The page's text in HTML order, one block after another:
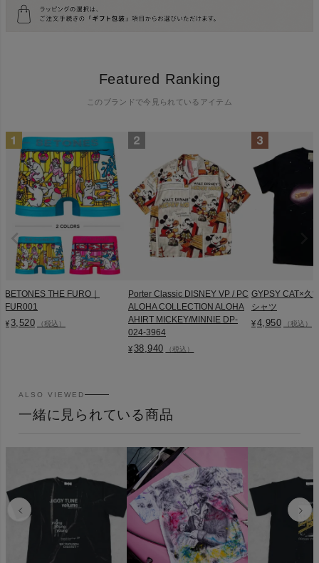
Featured Ranking
このブランドで今見られているアイテム
BETONES THE FURO｜
FUR001
¥ 3,520 （税込）
Porter Classic DISNEY VP / PC
ALOHA COLLECTION ALOHA
AHIRT MICKEY/MINNIE DP-
024-3964
¥ 38,940 （税込）
GYPSY CAT×久
シャツ
¥4,950 （税込）
ALSO VIEWED
一緒に見られている商品